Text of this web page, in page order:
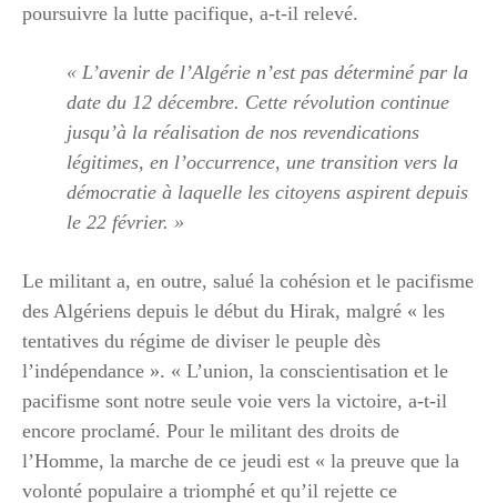
poursuivre la lutte pacifique, a-t-il relevé.
« L’avenir de l’Algérie n’est pas déterminé par la
date du 12 décembre. Cette révolution continue
jusqu’à la réalisation de nos revendications
légitimes, en l’occurrence, une transition vers la
démocratie à laquelle les citoyens aspirent depuis
le 22 février. »
Le militant a, en outre, salué la cohésion et le pacifisme
des Algériens depuis le début du Hirak, malgré « les
tentatives du régime de diviser le peuple dès
l’indépendance ». « L’union, la conscientisation et le
pacifisme sont notre seule voie vers la victoire, a-t-il
encore proclamé. Pour le militant des droits de
l’Homme, la marche de ce jeudi est « la preuve que la
volonté populaire a triomphé et qu’il rejette ce